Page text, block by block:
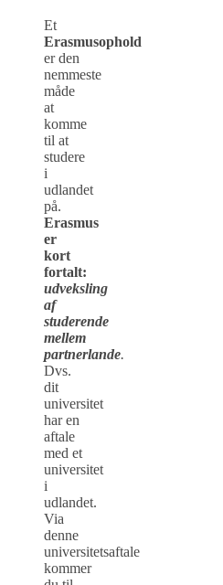
Et
Erasmusophold
er den
nemmeste
måde
at
komme
til at
studere
i
udlandet
på.
Erasmus
er
kort
fortalt:
udveksling
af
studerende
mellem
partnerlande.
Dvs.
dit
universitet
har en
aftale
med et
universitet
i
udlandet.
Via
denne
universitetsaftale
kommer